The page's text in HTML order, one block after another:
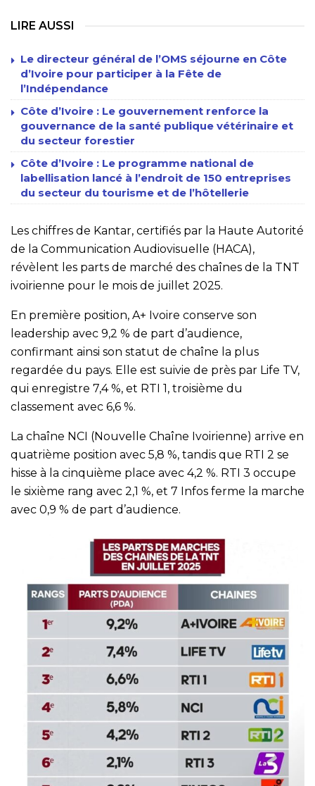
LIRE AUSSI
Le directeur général de l’OMS séjourne en Côte
d’Ivoire pour participer à la Fête de
l’Indépendance
Côte d’Ivoire : Le gouvernement renforce la
gouvernance de la santé publique vétérinaire et
du secteur forestier
Côte d’Ivoire : Le programme national de
labellisation lancé à l’endroit de 150 entreprises
du secteur du tourisme et de l’hôtellerie
Les chiffres de Kantar, certifiés par la Haute Autorité
de la Communication Audiovisuelle (HACA),
révèlent les parts de marché des chaînes de la TNT
ivoirienne pour le mois de juillet 2025.
En première position, A+ Ivoire conserve son
leadership avec 9,2 % de part d’audience,
confirmant ainsi son statut de chaîne la plus
regardée du pays. Elle est suivie de près par Life TV,
qui enregistre 7,4 %, et RTI 1, troisième du
classement avec 6,6 %.
La chaîne NCI (Nouvelle Chaîne Ivoirienne) arrive en
quatrième position avec 5,8 %, tandis que RTI 2 se
hisse à la cinquième place avec 4,2 %. RTI 3 occupe
le sixième rang avec 2,1 %, et 7 Infos ferme la marche
avec 0,9 % de part d’audience.